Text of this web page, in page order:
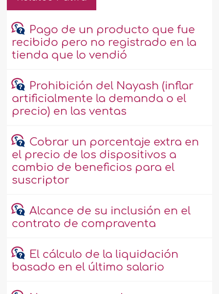
Pago de un producto que fue
recibido pero no registrado en la
tienda que lo vendió
Prohibición del Nayash (inflar
artificialmente la demanda o el
precio) en las ventas
Cobrar un porcentaje extra en
el precio de los dispositivos a
cambio de beneficios para el
suscriptor
Alcance de su inclusión en el
contrato de compraventa
El cálculo de la liquidación
basado en el último salario